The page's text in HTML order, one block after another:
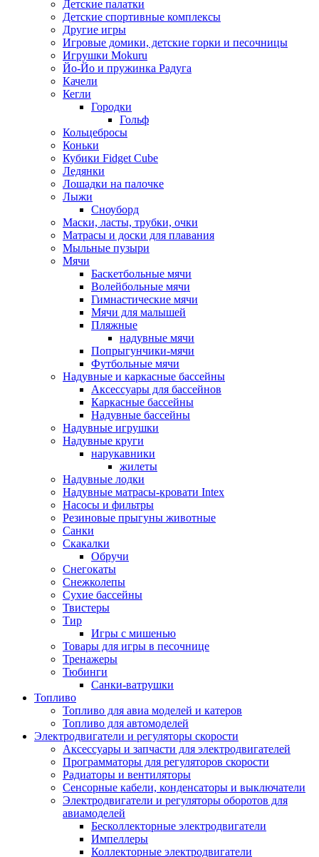
Детские палатки
Детские спортивные комплексы
Другие игры
Игровые домики, детские горки и песочницы
Игрушки Mokuru
Йо-Йо и пружинка Радуга
Качели
Кегли
Городки
Гольф
Кольцебросы
Коньки
Кубики Fidget Cube
Ледянки
Лошадки на палочке
Лыжи
Сноуборд
Маски, ласты, трубки, очки
Матрасы и доски для плавания
Мыльные пузыри
Мячи
Баскетбольные мячи
Волейбольные мячи
Гимнастические мячи
Мячи для малышей
Пляжные
надувные мячи
Попрыгунчики-мячи
Футбольные мячи
Надувные и каркасные бассейны
Аксессуары для бассейнов
Каркасные бассейны
Надувные бассейны
Надувные игрушки
Надувные круги
нарукавники
жилеты
Надувные лодки
Надувные матрасы-кровати Intex
Насосы и фильтры
Резиновые прыгуны животные
Санки
Скакалки
Обручи
Снегокаты
Снежколепы
Сухие бассейны
Твистеры
Тир
Игры с мишенью
Товары для игры в песочнице
Тренажеры
Тюбинги
Санки-ватрушки
Топливо
Топливо для авиа моделей и катеров
Топливо для автомоделей
Электродвигатели и регуляторы скорости
Аксессуары и запчасти для электродвигателей
Программаторы для регуляторов скорости
Радиаторы и вентиляторы
Сенсорные кабели, конденсаторы и выключатели
Электродвигатели и регуляторы оборотов для
авиамоделей
Бесколлекторные электродвигатели
Импеллеры
Коллекторные электродвигатели